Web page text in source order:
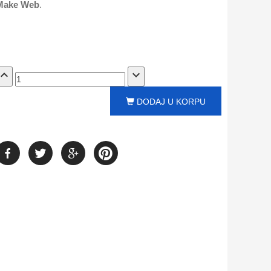
Web.
expand_more
DODAJ U KORPU